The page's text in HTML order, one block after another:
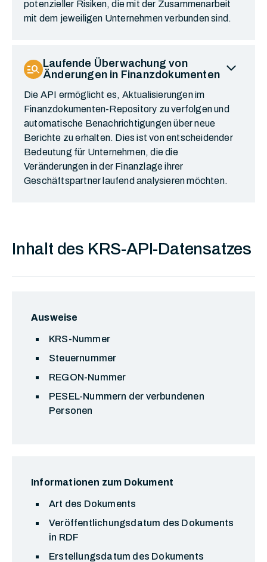
potenzieller Risiken, die mit der Zusammenarbeit
mit dem jeweiligen Unternehmen verbunden sind.
manage_search Laufende Überwachung von
Änderungen in Finanzdokumenten expand_more
Die API ermöglicht es, Aktualisierungen im
Finanzdokumenten-Repository zu verfolgen und
automatische Benachrichtigungen über neue
Berichte zu erhalten. Dies ist von entscheidender
Bedeutung für Unternehmen, die die
Veränderungen in der Finanzlage ihrer
Geschäftspartner laufend analysieren möchten.
Inhalt des KRS-API-Datensatzes
Ausweise
KRS-Nummer
Steuernummer
REGON-Nummer
PESEL-Nummern der verbundenen
Personen
Informationen zum Dokument
Art des Dokuments
Veröffentlichungsdatum des Dokuments
in RDF
Erstellungsdatum des Dokuments